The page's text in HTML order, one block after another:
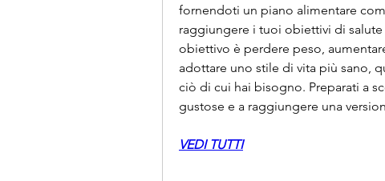
fornendoti un piano alimentare
raggiungere i tuoi obiettivi di
obiettivo è perdere peso,
adottare uno stile di vita più sano,
ciò di cui hai bisogno. Preparati a
gustose e a raggiungere una
VEDI TUTTI